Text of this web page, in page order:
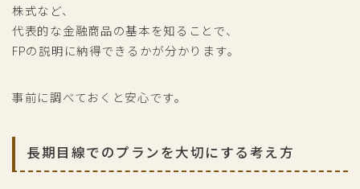
株式など、
代表的な金融商品の基本を知ることで、
FPの説明に納得できるかが分かります。
事前に調べておくと安心です。
長期目線でのプランを大切にする考え方